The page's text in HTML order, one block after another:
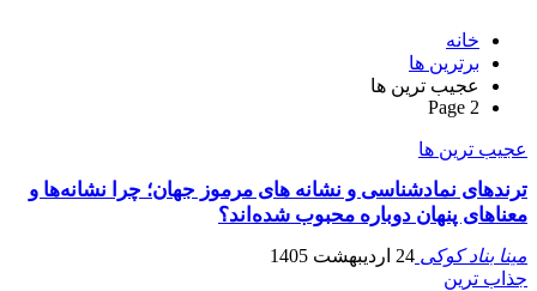
خانه
برترین ها
عجیب ترین ها
Page 2
عجیب ترین ها
ترندهای نمادشناسی و نشانه های مرموز جهان؛ چرا نشانه‌ها و
معناهای پنهان دوباره محبوب شده‌اند؟
مینا بناد کوکی 24 اردیبهشت 1405
جذاب ترین